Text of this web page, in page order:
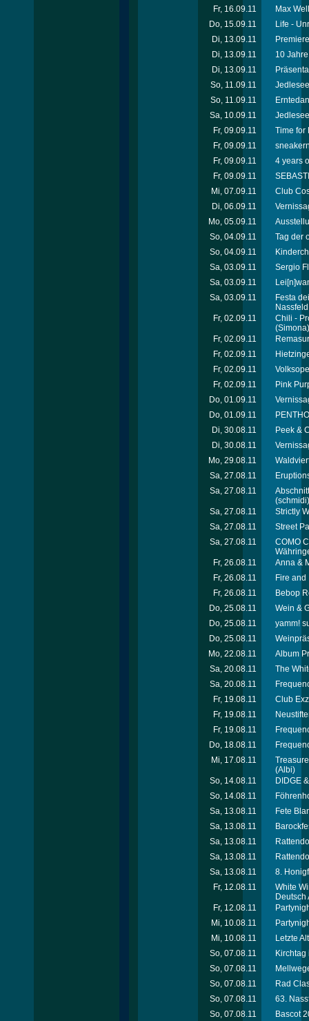
Fr, 16.09.11
Max
Do, 15.09.11
Life -
Di, 13.09.11
Di, 13.09.11
10
Di, 13.09.11
So, 11.09.11
So, 11.09.11
Sa, 10.09.11
Fr, 09.09.11
Time for
Fr, 09.09.11
Fr, 09.09.11
4 years
Fr, 09.09.11
Mi, 07.09.11
Club
Di, 06.09.11
Mo, 05.09.11
So, 04.09.11
Tag der
So, 04.09.11
Sa, 03.09.11
Sergio
Sa, 03.09.11
Sa, 03.09.11
Festa
Nassfeld
Fr, 02.09.11
Chili -
(Simona)
Fr, 02.09.11
Fr, 02.09.11
Fr, 02.09.11
Fr, 02.09.11
Pink
Do, 01.09.11
Do, 01.09.11
Di, 30.08.11
Peek &
Di, 30.08.11
Mo, 29.08.11
Sa, 27.08.11
Sa, 27.08.11
(schmidi)
Sa, 27.08.11
Strictly
Sa, 27.08.11
Street
Sa, 27.08.11
COMO
Fr, 26.08.11
Anna &
Fr, 26.08.11
Fire
Fr, 26.08.11
Bebop
Do, 25.08.11
Wein &
Do, 25.08.11
yamm!
Do, 25.08.11
Mo, 22.08.11
Album
Sa, 20.08.11
The
Sa, 20.08.11
Fr, 19.08.11
Club
Fr, 19.08.11
Fr, 19.08.11
Do, 18.08.11
Mi, 17.08.11
(Albi)
So, 14.08.11
DIDGE
So, 14.08.11
Sa, 13.08.11
Fete
Sa, 13.08.11
Sa, 13.08.11
Sa, 13.08.11
Sa, 13.08.11
8.
Fr, 12.08.11
White
Deutsch
Fr, 12.08.11
Mi, 10.08.11
Mi, 10.08.11
Letzte
So, 07.08.11
So, 07.08.11
So, 07.08.11
Rad
So, 07.08.11
63.
So, 07.08.11
Bascot